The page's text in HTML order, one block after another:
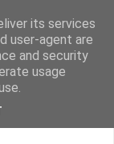
its services
user-agent are
and security
usage